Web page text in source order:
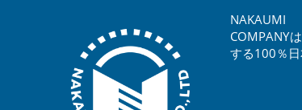
NAKAUMI
COMPANY
する100％日